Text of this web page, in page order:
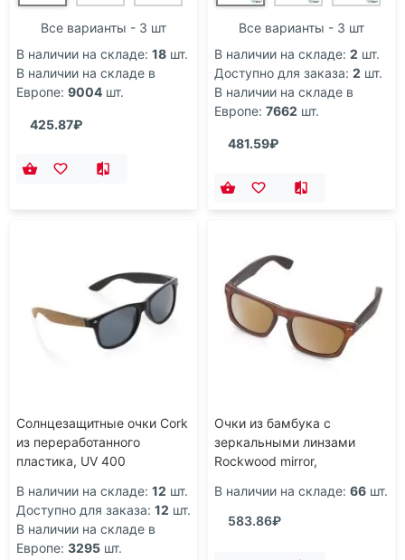
Все варианты - 3 шт
В наличии на складе: 18 шт.
В наличии на складе в
Европе: 9004 шт.
425.87₽
Все варианты - 3 шт
В наличии на складе: 2 шт.
Доступно для заказа: 2 шт.
В наличии на складе в
Европе: 7662 шт.
481.59₽
Солнцезащитные очки Cork
из переработанного
пластика, UV 400
В наличии на складе: 12 шт.
Доступно для заказа: 12 шт.
В наличии на складе в
Европе: 3295 шт.
Очки из бамбука с
зеркальными линзами
Rockwood mirror,
В наличии на складе: 66 шт.
583.86₽